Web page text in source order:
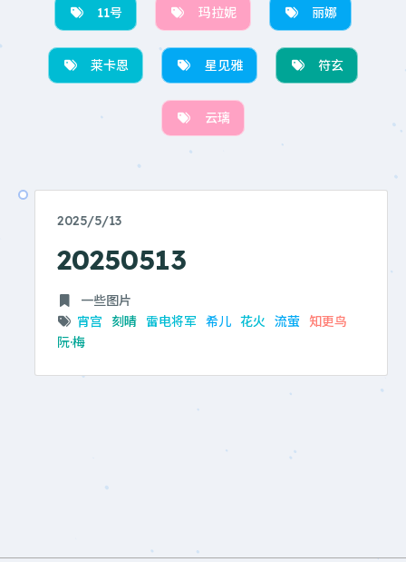
11号 玛拉妮 丽娜
莱卡恩 星见雅 符玄
云璃
2025/5/13
20250513
一些图片
宵宫
刻晴 雷电将军 希儿 花火 流萤
知更鸟
阮·梅